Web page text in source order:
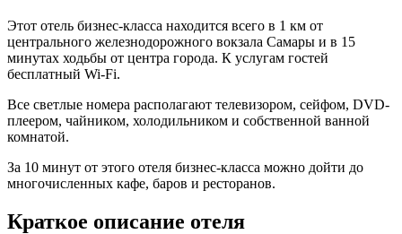
Этот отель бизнес-класса находится всего в 1 км от
центрального железнодорожного вокзала Самары и в 15
минутах ходьбы от центра города. К услугам гостей
бесплатный Wi-Fi.
Все светлые номера располагают телевизором, сейфом, DVD-
плеером, чайником, холодильником и собственной ванной
комнатой.
За 10 минут от этого отеля бизнес-класса можно дойти до
многочисленных кафе, баров и ресторанов.
Краткое описание отеля